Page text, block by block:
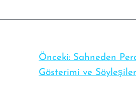
Önceki: Sahneden
Gösterimi ve